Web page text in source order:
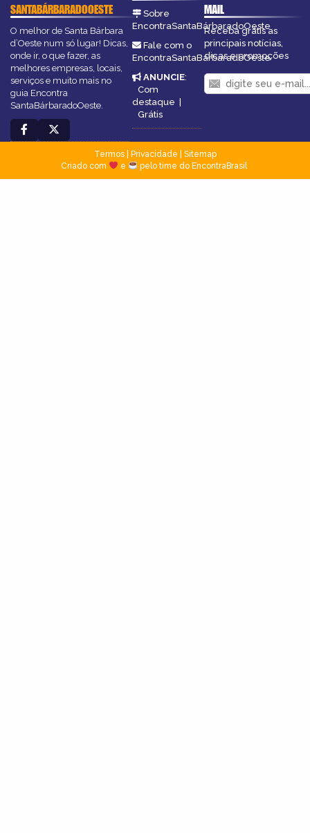
SANTABÁRBARADOOESTE
O melhor de Santa Bárbara
d’Oeste num só lugar! Dicas,
onde ir, o que fazer, as
melhores empresas, locais,
serviços e muito mais no
guia Encontra
SantaBárbaradoOeste.
Sobre
EncontraSantaBárbaradoOeste
Fale com o
EncontraSantaBárbaradoOeste
ANUNCIE:
Com
destaque |
Grátis
MAIL
Receba grátis as
principais notícias,
dicas e promoções
Termos| Privacidade
Sitemap
Criado com
e pelo time do EncontraBrasil